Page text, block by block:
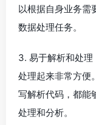
以根据自身业务需
数据处理任务。
3. 易于解析和处
处理起来非常方便
写解析代码，都能
处理和分析。